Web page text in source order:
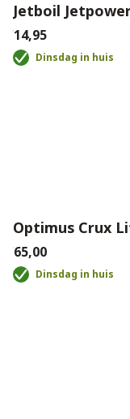
Jetboil
€14,95
Dinsdag in huis
Optimus Crux
€65,00
Dinsdag in huis